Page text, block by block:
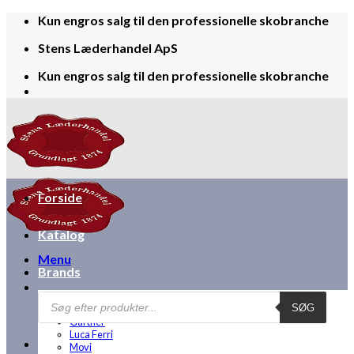
Skip
content
Kun engros salg til den professionelle skobranche
Stens Læderhandel ApS
Kun engros salg til den professionelle skobranche
Menu
Products
search
SØG
Forside
Katalog
Brands
Bjørns
Disney
Gärtner
Luca Ferri
Movi